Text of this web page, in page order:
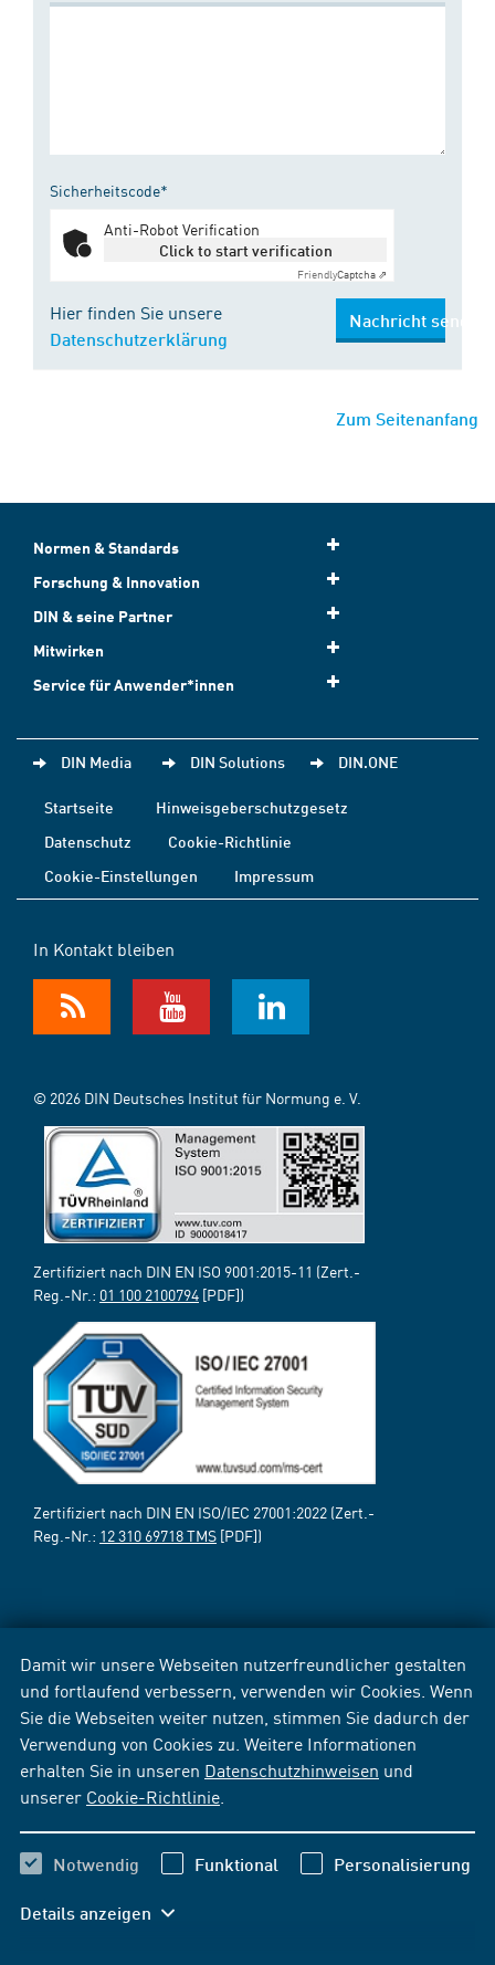
Damit wir unsere Webseiten nutzerfreundlicher gestalten
und fortlaufend verbessern, verwenden wir Cookies. Wenn
Sie die Webseiten weiter nutzen, stimmen Sie dadurch der
Verwendung von Cookies zu. Weitere Informationen
erhalten Sie in unseren Datenschutzhinweisen und
unserer Cookie-Richtlinie
Notwendig Funktional Personalisierung
Details anzeigen
Sicherheitscode*
Anti-Robot Verification
Click to start verification
FriendlyCaptcha ⇗
Hier finden Sie unsere
Datenschutzerklärung
Nachricht senden
Zum Seitenanfang
Normen & Standards
Forschung & Innovation
DIN & seine Partner
Mitwirken
Service für Anwender*innen
DIN Media DIN Solutions DIN.ONE
Startseite
Hinweisgeberschutzgesetz
Datenschutz
Cookie-Richtlinie
Cookie-Einstellungen
Impressum
In Kontakt bleiben
© 2026 DIN Deutsches Institut für Normung e. V.
Zertifiziert nach DIN EN ISO 9001:2015-11 (Zert.-
Reg.-Nr.: 01 100 2100794 [PDF])
Zertifiziert nach DIN EN ISO/IEC 27001:2022 (Zert.-
Reg.-Nr.: 12 310 69718 TMS [PDF])